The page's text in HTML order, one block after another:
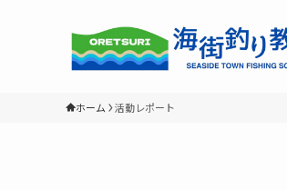
ホーム 活動レポート